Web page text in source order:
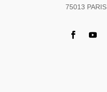
75013 PARIS